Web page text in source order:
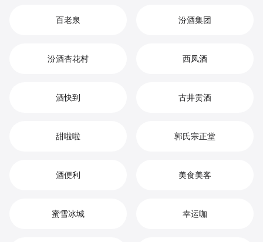
百老泉 汾酒集团
汾酒杏花村 西凤酒
酒快到 古井贡酒
甜啦啦 郭氏宗正堂
酒便利 美食美客
蜜雪冰城 幸运咖